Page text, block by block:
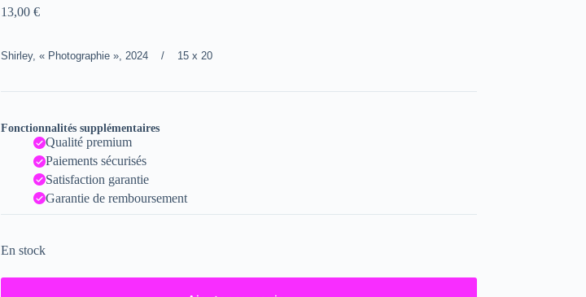
13,00 €
Shirley, « Photographie », 2024 / 15 x 20
Fonctionnalités supplémentaires
Qualité premium
Paiements sécurisés
Satisfaction garantie
Garantie de remboursement
En stock